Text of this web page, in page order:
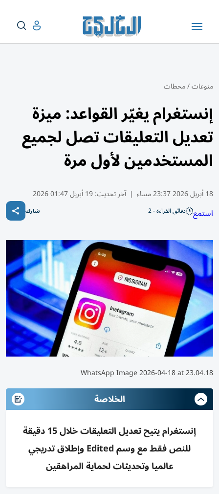
منوعات/محطات
إنستغرام يغيّر القواعد: ميزة
تعديل التعليقات تصل لجميع
المستخدمين لأول مرة
18 أبريل 2026 23:37 مساء | آخر تحديث:19 أبريل 01:47 2026
استمع دقائق القراءة - 2 شارك
WhatsApp Image 2026-04-18 at 23.04.18
الخلاصة
إنستغرام يتيح تعديل التعليقات خلال 15 دقيقة
للنص فقط مع وسم Edited وإطلاق تدريجي
عالميا وتحديثات لحماية المراهقين